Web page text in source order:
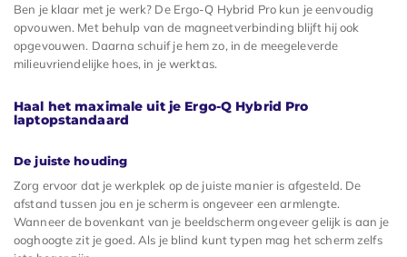
Ben je klaar met je werk? De Ergo-Q Hybrid Pro kun je eenvoudig
opvouwen. Met behulp van de magneetverbinding blijft hij ook
opgevouwen. Daarna schuif je hem zo, in de meegeleverde
milieuvriendelijke hoes, in je werktas.
Haal het maximale uit je Ergo-Q Hybrid Pro
laptopstandaard
De juiste houding
Zorg ervoor dat je werkplek op de juiste manier is afgesteld. De
afstand tussen jou en je scherm is ongeveer een armlengte.
Wanneer de bovenkant van je beeldscherm ongeveer gelijk is aan je
ooghoogte zit je goed. Als je blind kunt typen mag het scherm zelfs